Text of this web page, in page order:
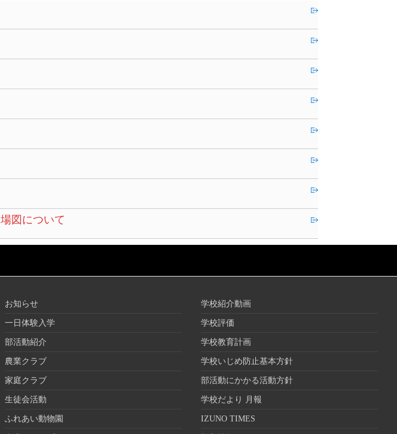
図について
お知らせ
一日体験入学
部活動紹介
農業クラブ
家庭クラブ
生徒会活動
ふれあい動物園
学校紹介動画
学校評価
学校教育計画
学校いじめ防止基本方針
部活動にかかる活動方針
学校だより 月報
IZUNO TIMES